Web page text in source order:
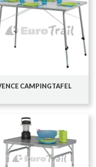
CAMPINGTAFEL